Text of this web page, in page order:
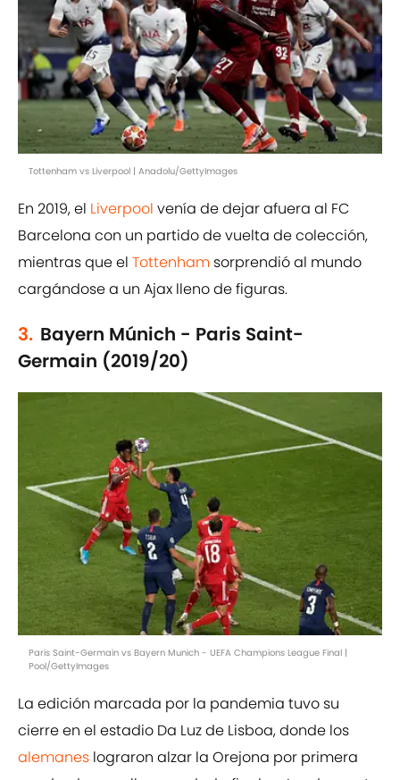
Tottenham vs Liverpool | Anadolu/GettyImages
En 2019, el Liverpool venía de dejar afuera al FC
Barcelona con un partido de vuelta de colección,
mientras que el Tottenham sorprendió al mundo
cargándose a un Ajax lleno de figuras.
3. Bayern Múnich - Paris Saint-
Germain (2019/20)
Paris Saint-Germain vs Bayern Munich - UEFA Champions League Final |
Pool/GettyImages
La edición marcada por la pandemia tuvo su
cierre en el estadio Da Luz de Lisboa, donde los
alemanes lograron alzar la Orejona por primera